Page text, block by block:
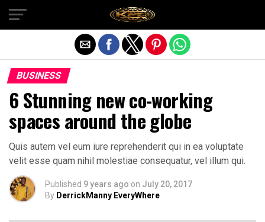
BUSINESS
6 Stunning new co-working
spaces around the globe
Quis autem vel eum iure reprehenderit qui in ea voluptate
velit esse quam nihil molestiae consequatur, vel illum qui.
Published 9 years ago on July 20, 2017
By DerrickManny EveryWhere
Exit mobile version